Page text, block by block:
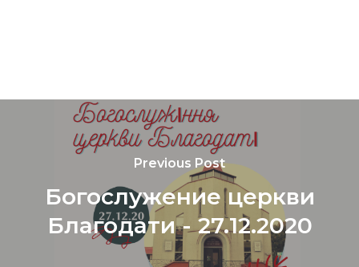
Previous Post
Богослужение церкви
Благодати - 27.12.2020